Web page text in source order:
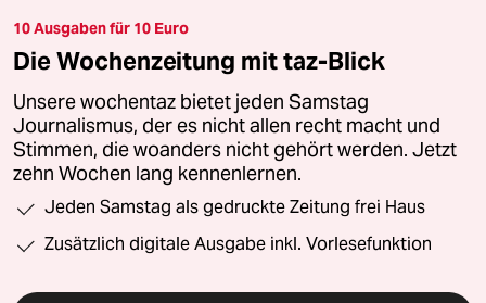
10 Ausgaben für 10 Euro
Die Wochenzeitung mit taz-Blick
Unsere wochentaz bietet jeden Samstag
Journalismus, der es nicht allen recht macht und
Stimmen, die woanders nicht gehört werden. Jetzt
zehn Wochen lang kennenlernen.
Jeden Samstag als gedruckte Zeitung frei Haus
Zusätzlich digitale Ausgabe inkl. Vorlesefunktion